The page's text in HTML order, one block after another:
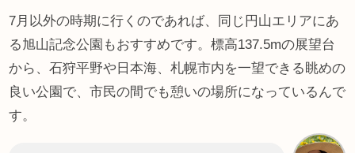
7月以外の時期に行くのであれば、同じ円山エリアにあ
る旭山記念公園もおすすめです。標高137.5mの展望台
から、石狩平野や日本海、札幌市内を一望できる眺めの
良い公園で、市民の間でも憩いの場所になっているんで
す。